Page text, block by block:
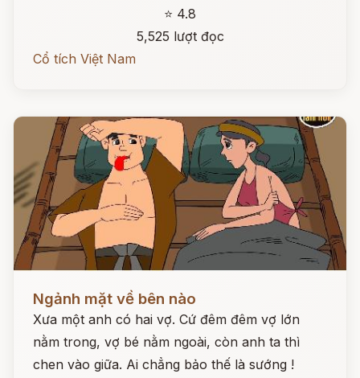
⭐ 4.8
5,525 lượt đọc
Cổ tích Việt Nam
Ngảnh mặt về bên nào
Xưa một anh có hai vợ. Cứ đêm đêm vợ lớn
nằm trong, vợ bé nằm ngoài, còn anh ta thì
chen vào giữa. Ai chẳng bảo thế là sướng !